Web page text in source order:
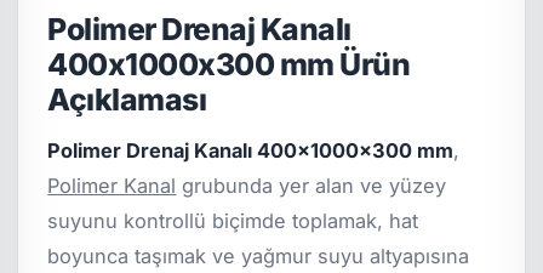
Polimer Drenaj Kanalı
400x1000x300 mm Ürün
Açıklaması
Polimer Drenaj Kanalı 400x1000x300 mm,
Polimer Kanal grubunda yer alan ve yüzey
suyunu kontrollü biçimde toplamak, hat
boyunca taşımak ve yağmur suyu altyapısına